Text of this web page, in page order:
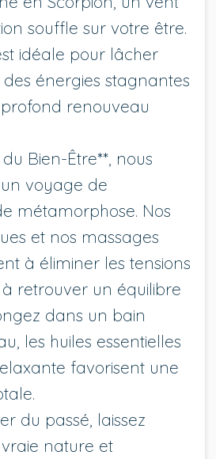
souffle sur votre être.
idéale pour lâcher
des énergies stagnantes
renouveau
Bien-Être**, nous
voyage de
métamorphose. Nos
et nos massages
à éliminer les tensions
retrouver un équilibre
dans un bain
les huiles essentielles
favorisent une
du passé, laissez
nature et